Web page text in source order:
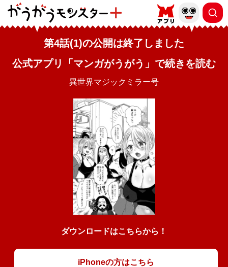
第4話(1)の公開は終了しました
公式アプリ「マンガがうがう」で続きを読む
異世界マジックミラー号
ダウンロードはこちらから！
iPhoneの方はこちら